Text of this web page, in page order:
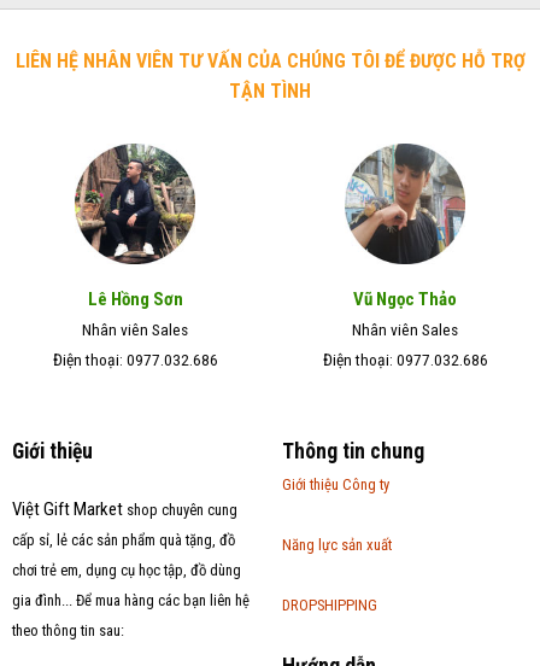
LIÊN HỆ NHÂN VIÊN TƯ VẤN CỦA CHÚNG TÔI ĐỂ ĐƯỢC HỖ TRỢ
TẬN TÌNH
Lê Hồng Sơn
Nhân viên Sales
Điện thoại: 0977.032.686
Vũ Ngọc Thảo
Nhân viên Sales
Điện thoại: 0977.032.686
Giới thiệu
Việt Gift Marketshop chuyên cung
cấp sỉ, lẻ các sản phẩm quà tặng, đồ
chơi trẻ em, dụng cụ học tập, đồ dùng
gia đình... Để mua hàng các bạn liên hệ
theo thông tin sau:
Thông tin chung
Giới thiệu Công ty
Năng lực sản xuất
DROPSHIPPING